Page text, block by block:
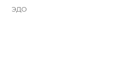
ЭДО